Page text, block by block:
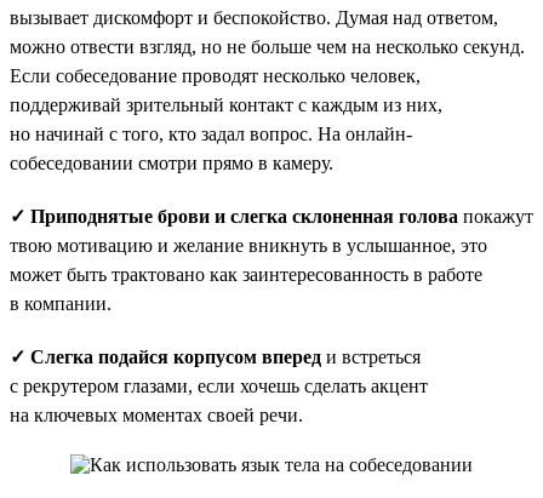
вызывает дискомфорт и беспокойство. Думая над ответом,
можно отвести взгляд, но не больше чем на несколько секунд.
Если собеседование проводят несколько человек,
поддерживай зрительный контакт с каждым из них,
но начинай с того, кто задал вопрос. На онлайн-
собеседовании смотри прямо в камеру.
✓ Приподнятые брови и слегка склоненная голова покажут
твою мотивацию и желание вникнуть в услышанное, это
может быть трактовано как заинтересованность в работе
в компании.
✓ Слегка подайся корпусом вперед и встреться
с рекрутером глазами, если хочешь сделать акцент
на ключевых моментах своей речи.